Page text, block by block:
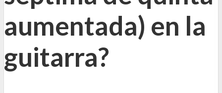
aumentada) en la
guitarra?